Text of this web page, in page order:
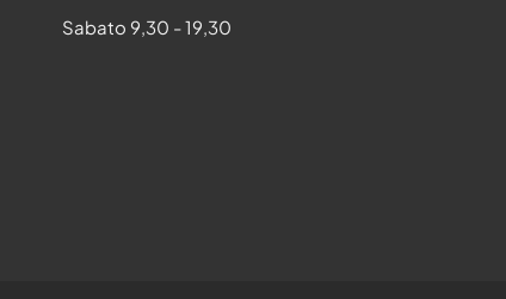
Sabato 9,30 - 19,30